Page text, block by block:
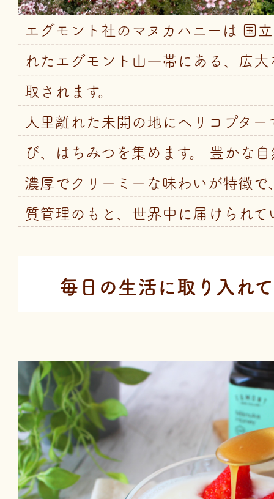
エグモント社のマヌカハニーは 国
れたエグモント山一帯にある、広
取されます。
人里離れた未開の地にヘリコプター
び、はちみつを集めます。 豊かな
濃厚でクリーミーな味わいが特徴で
質管理のもと、世界中に届けられて
毎日の生活に取り入れ